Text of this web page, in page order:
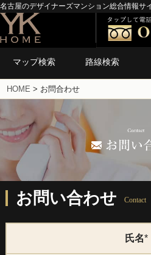
名古屋のデザイナーズマンション総合情報サ
マップ検索 路線検索
HOME > お問合わせ
お問い合わせ Contact
氏名*